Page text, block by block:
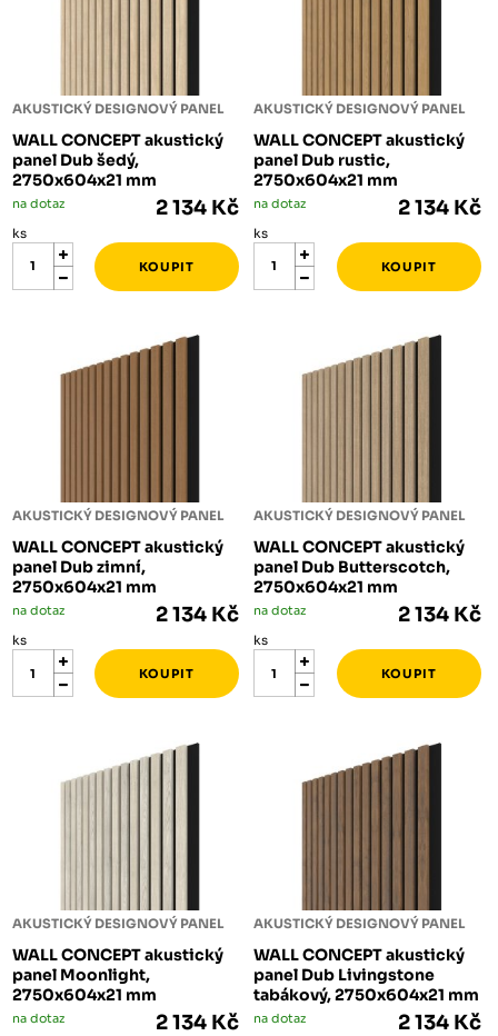
AKUSTICKÝ DESIGNOVÝ PANEL
WALL CONCEPT akustický
panel Dub šedý,
2750x604x21 mm
na dotaz 2 134 Kč
ks
AKUSTICKÝ DESIGNOVÝ PANEL
WALL CONCEPT akustický
panel Dub rustic,
2750x604x21 mm
na dotaz 2 134 Kč
ks
AKUSTICKÝ DESIGNOVÝ PANEL
WALL CONCEPT akustický
panel Dub zimní,
2750x604x21 mm
na dotaz 2 134 Kč
ks
AKUSTICKÝ DESIGNOVÝ PANEL
WALL CONCEPT akustický
panel Dub Butterscotch,
2750x604x21 mm
na dotaz 2 134 Kč
ks
AKUSTICKÝ DESIGNOVÝ PANEL
WALL CONCEPT akustický
panel Moonlight,
2750x604x21 mm
na dotaz 2 134 Kč
AKUSTICKÝ DESIGNOVÝ PANEL
WALL CONCEPT akustický
panel Dub Livingstone
tabákový, 2750x604x21 mm
na dotaz 2 134 Kč